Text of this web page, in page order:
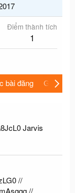
Điểm thành tích
1
bài đăng Giới thiệu
Jarvis
//
//